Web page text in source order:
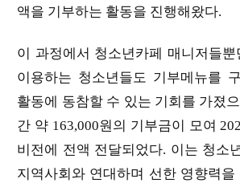
액을 기부하는 활동을 진행해왔다.
이 과정에서 청소년카페 매니저들
이용하는 청소년들도 기부메뉴를
활동에 동참할 수 있는 기회를 가졌
간 약 163,000원의 기부금이 모여
비전에 전액 전달되었다. 이는 청소
지역사회와 연대하며 선한 영향력